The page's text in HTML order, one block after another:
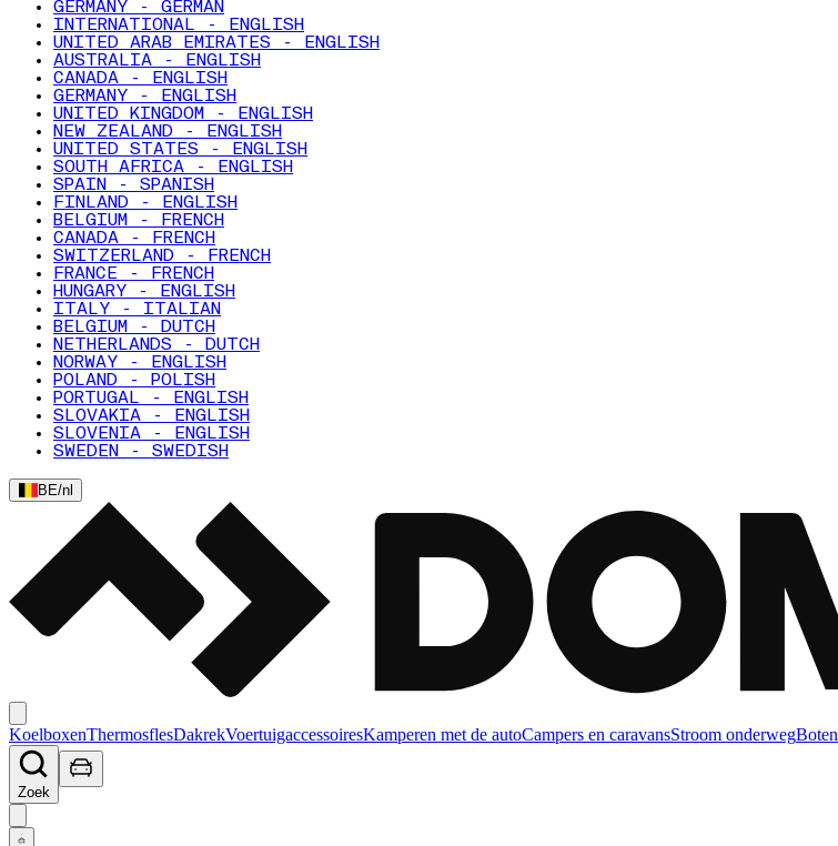
GERMANY - GERMAN
INTERNATIONAL - ENGLISH
UNITED ARAB EMIRATES - ENGLISH
AUSTRALIA - ENGLISH
CANADA - ENGLISH
GERMANY - ENGLISH
UNITED KINGDOM - ENGLISH
NEW ZEALAND - ENGLISH
UNITED STATES - ENGLISH
SOUTH AFRICA - ENGLISH
SPAIN - SPANISH
FINLAND - ENGLISH
BELGIUM - FRENCH
CANADA - FRENCH
SWITZERLAND - FRENCH
FRANCE - FRENCH
HUNGARY - ENGLISH
ITALY - ITALIAN
BELGIUM - DUTCH
NETHERLANDS - DUTCH
NORWAY - ENGLISH
POLAND - POLISH
PORTUGAL - ENGLISH
SLOVAKIA - ENGLISH
SLOVENIA - ENGLISH
SWEDEN - SWEDISH
BE/nl
KoelboxenThermosflesDakrekVoertuigaccessoiresKamperen met de autoCampers en caravansStroom onderwegBoten
Zoek